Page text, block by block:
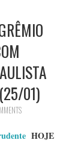
01)
HOJE